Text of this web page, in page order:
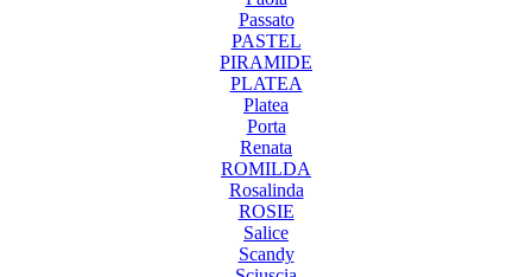
Passato
PASTEL
PIRAMIDE
PLATEA
Platea
Porta
Renata
ROMILDA
Rosalinda
ROSIE
Salice
Scandy